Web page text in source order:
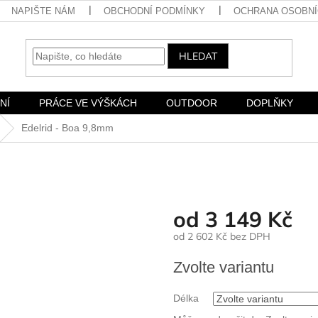
NAPIŠTE NÁM OBCHODNÍ PODMÍNKY OCHRANA
HLEDAT
PRÁCE VE VÝŠKÁCH OUTDOOR DOPLŇKY
Edelrid - Boa 9,8mm
od 3 149 Kč
od 2 602 Kč bez DPH
cena:
Zvolte variantu
Délka